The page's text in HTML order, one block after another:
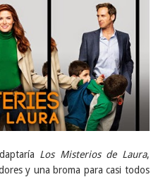
Los Misterios de Laura,
y una broma para casi todos